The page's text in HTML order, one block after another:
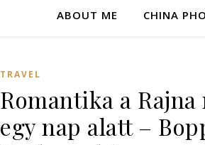
ABOUT ME CHINA
TRAVEL
Romantika a Rajna
egy nap alatt –